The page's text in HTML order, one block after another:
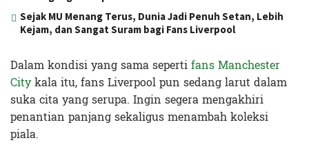
Sejak MU Menang Terus, Dunia Jadi Penuh Setan, Lebih
Kejam, dan Sangat Suram bagi Fans Liverpool
Dalam kondisi yang sama sepertifans Manchester
Citykala itu, fans Liverpool pun sedang larut dalam
suka cita yang serupa. Ingin segera mengakhiri
penantian panjang sekaligus menambah koleksi
piala.